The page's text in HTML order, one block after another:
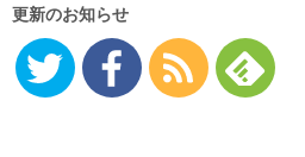
更新のお知らせ